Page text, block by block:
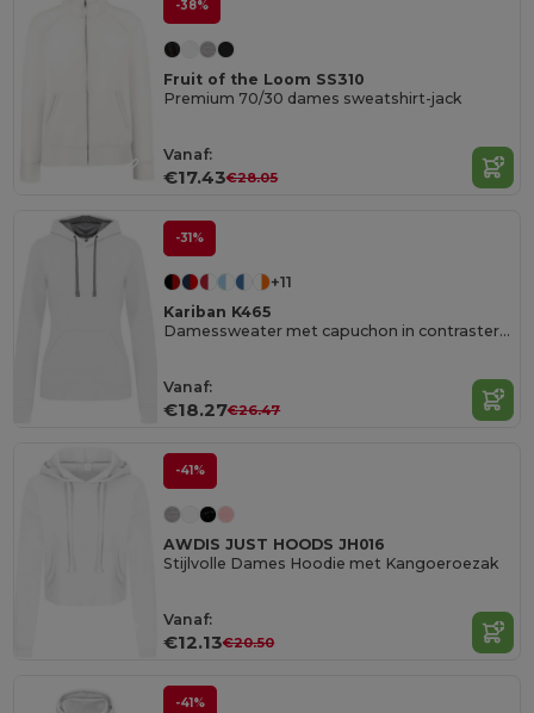
-38%
Fruit of the Loom SS310
Premium 70/30 dames sweatshirt-jack
Vanaf:
€17.43€28.05
-31%
+11
Kariban K465
Damessweater met capuchon in contrasterende kleur
Vanaf:
€18.27€26.47
-41%
AWDIS JUST HOODS JH016
Stijlvolle Dames Hoodie met Kangoeroezak
Vanaf:
€12.13€20.50
-41%